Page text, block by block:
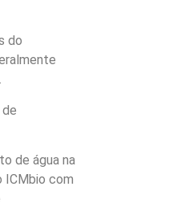
do
de água na
ICMbio com